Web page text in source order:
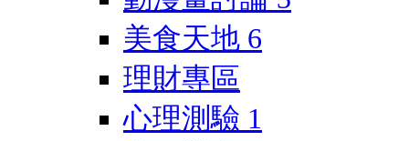
美食天地 6
理財專區
心理測驗 1